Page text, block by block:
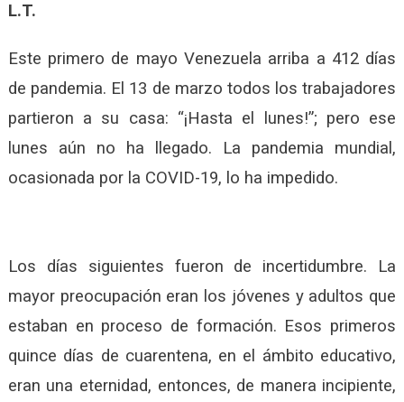
L.T.
Este primero de mayo Venezuela arriba a 412 días
de pandemia. El 13 de marzo todos los trabajadores
partieron a su casa: “¡Hasta el lunes!”; pero ese
lunes aún no ha llegado. La pandemia mundial,
ocasionada por la COVID-19, lo ha impedido.
Los días siguientes fueron de incertidumbre. La
mayor preocupación eran los jóvenes y adultos que
estaban en proceso de formación. Esos primeros
quince días de cuarentena, en el ámbito educativo,
eran una eternidad, entonces, de manera incipiente,